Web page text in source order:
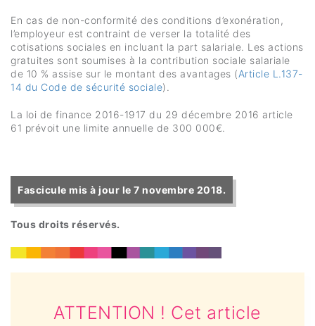
En cas de non-conformité des conditions d’exonération,
l’employeur est contraint de verser la totalité des
cotisations sociales en incluant la part salariale. Les actions
gratuites sont soumises à la contribution sociale salariale
de 10 % assise sur le montant des avantages (Article L.137-
14 du Code de sécurité sociale).
La loi de finance 2016-1917 du 29 décembre 2016 article
61 prévoit une limite annuelle de 300 000€.
Fascicule mis à jour le 7 novembre 2018.
Tous droits réservés.
ATTENTION ! Cet article